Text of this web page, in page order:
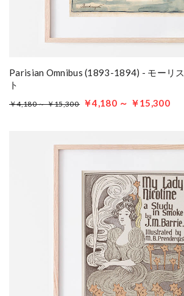
Parisian Omnibus (1893-1894) - モーリ
ト
￥4,180 ～ ￥15,300 ￥4,180 ～ ￥15,300